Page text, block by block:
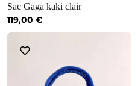
Sac Gaga kaki clair
119,00 €